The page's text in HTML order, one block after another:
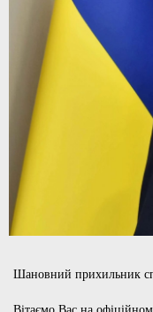
Шановний прихильник